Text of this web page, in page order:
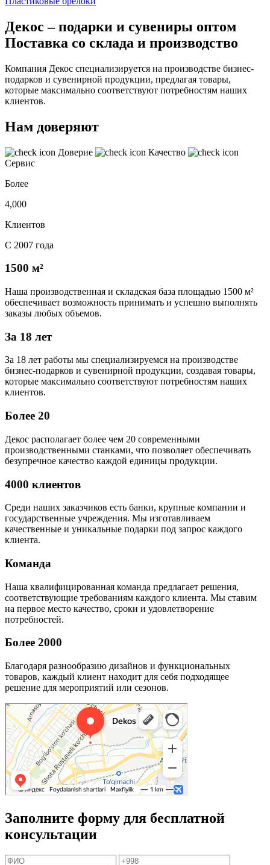
Декос – подарки и сувениры оптом
Поставка со склада и производство
Компания Декос специализируется на производстве бизнес-
подарков и сувенирной продукции, предлагая товары,
которые максимально соответствуют потребностям наших
клиентов.
Нам доверяют
Доверие
Качество
Сервис
Более
4,000
Клиентов
С 2007 года
1500 м²
Наша производственная и складская база площадью 1500 м²
обеспечивает возможность принимать и успешно выполнять
заказы любых объемов.
За 18 лет
За 18 лет работы мы специализируемся на производстве
бизнес-подарков и сувенирной продукции, создавая товары,
которые максимально соответствуют потребностям наших
клиентов.
Более 20
Декос располагает более чем 20 современными
производственными станками, что позволяет обеспечивать
безупречное качество каждой единицы продукции.
4000 клиентов
Среди наших заказчиков есть банки, крупные компании и
государственные учреждения. Мы изготавливаем
качественные и уникальные подарки под запрос каждого
клиента.
Команда
Наша квалифицированная команда предлагает решения,
соответствующие требованиям каждого клиента. Мы ставим
на первое место качество, сроки и удовлетворение
потребностей.
Более 2000
Благодаря разнообразию дизайнов и функциональных
товаров, каждый клиент находит для себя подходящее
решение для мероприятий или сезонов.
Заполните форму для бесплатной
консультации